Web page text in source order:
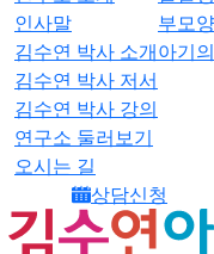
인사말
김수연 박사 소개
김수연 박사 저서
김수연 박사 강의
연구소 둘러보기
오시는 길
부모
아기
상담신청